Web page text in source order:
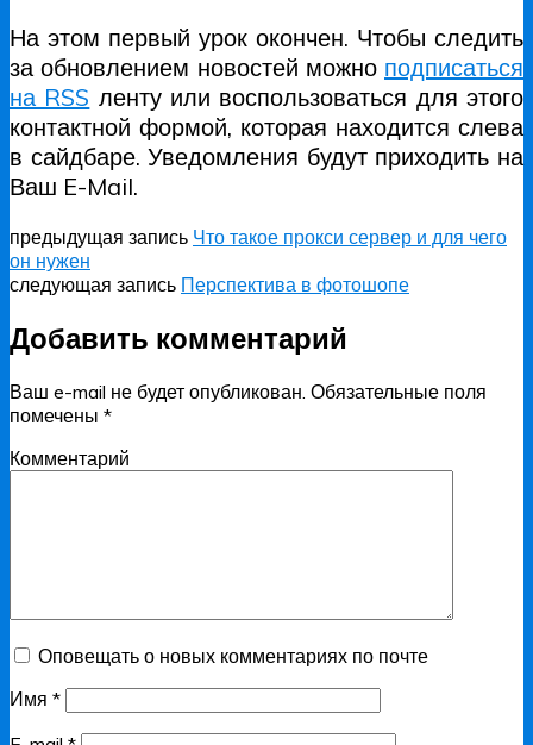
На этом первый урок окончен. Чтобы следить
за обновлением новостей можно подписаться
на RSS ленту или воспользоваться для этого
контактной формой, которая находится слева
в сайдбаре. Уведомления будут приходить на
Ваш E-Mail.
предыдущая запись Что такое прокси сервер и для чего
он нужен
следующая запись Перспектива в фотошопе
Добавить комментарий
Ваш e-mail не будет опубликован. Обязательные поля
помечены *
Комментарий
Оповещать о новых комментариях по почте
Имя *